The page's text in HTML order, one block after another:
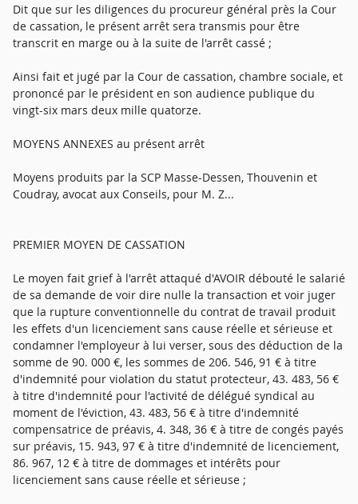
Dit que sur les diligences du procureur général près la Cour
de cassation, le présent arrêt sera transmis pour être
transcrit en marge ou à la suite de l'arrêt cassé ;
Ainsi fait et jugé par la Cour de cassation, chambre sociale, et
prononcé par le président en son audience publique du
vingt-six mars deux mille quatorze.
MOYENS ANNEXES au présent arrêt
Moyens produits par la SCP Masse-Dessen, Thouvenin et
Coudray, avocat aux Conseils, pour M. Z...
PREMIER MOYEN DE CASSATION
Le moyen fait grief à l'arrêt attaqué d'AVOIR débouté le salarié
de sa demande de voir dire nulle la transaction et voir juger
que la rupture conventionnelle du contrat de travail produit
les effets d'un licenciement sans cause réelle et sérieuse et
condamner l'employeur à lui verser, sous des déduction de la
somme de 90. 000 €, les sommes de 206. 546, 91 € à titre
d'indemnité pour violation du statut protecteur, 43. 483, 56 €
à titre d'indemnité pour l'activité de délégué syndical au
moment de l'éviction, 43. 483, 56 € à titre d'indemnité
compensatrice de préavis, 4. 348, 36 € à titre de congés payés
sur préavis, 15. 943, 97 € à titre d'indemnité de licenciement,
86. 967, 12 € à titre de dommages et intérêts pour
licenciement sans cause réelle et sérieuse ;